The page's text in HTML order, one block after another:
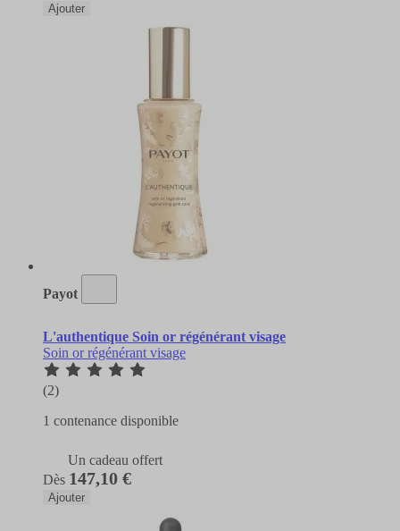
Ajouter
Payot
L'authentique Soin or régénérant visage
Soin or régénérant visage
(2)
1 contenance disponible
Un cadeau offert
Dès 147,10 €
Ajouter